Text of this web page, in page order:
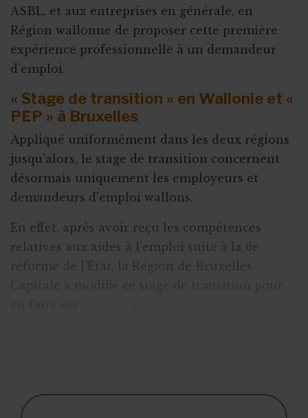
ASBL, et aux entreprises en générale, en
Région wallonne de proposer cette première
expérience professionnelle à un demandeur
d’emploi.
« Stage de transition » en Wallonie et «
PEP » à Bruxelles
Appliqué uniformément dans les deux régions
jusqu'alors, le stage de transition concernent
désormais uniquement les employeurs et
demandeurs d'emploi wallons.
En effet, après avoir reçu les compétences
relatives aux aides à l’emploi suite à la 6e
réforme de l’État, la Région de Bruxelles-